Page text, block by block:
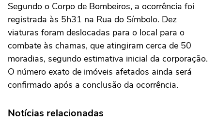
Segundo o Corpo de Bombeiros, a ocorrência foi
registrada às 5h31 na Rua do Símbolo. Dez
viaturas foram deslocadas para o local para o
combate às chamas, que atingiram cerca de 50
moradias, segundo estimativa inicial da corporação.
O número exato de imóveis afetados ainda será
confirmado após a conclusão da ocorrência.
Notícias relacionadas